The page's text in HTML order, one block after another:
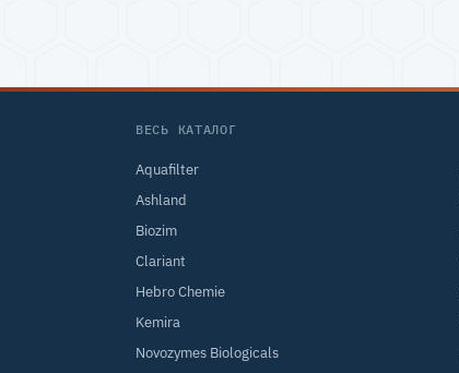
ВЕСЬ КАТАЛОГ
Aquafilter
Ashland
Biozim
Clariant
Hebro Chemie
Kemira
Novozymes Biologicals